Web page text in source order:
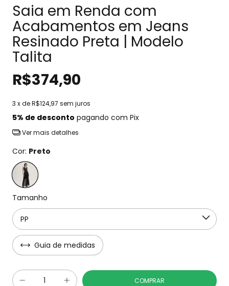
Saia em Renda com
Acabamentos em Jeans
Resinado Preta | Modelo
Talita
R$374,90
3 x deR$124,97 sem juros
5% de desconto pagando com Pix
Ver mais detalhes
Cor: Preto
Tamanho
Guia de medidas